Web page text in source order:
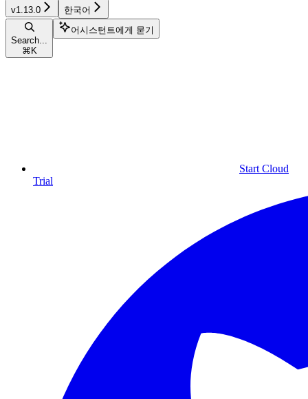
v1.13.0 한국어
Search...
⌘ K
어시스턴트에게 묻기
Start Cloud
Trial